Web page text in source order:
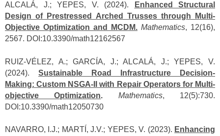
ALCALÁ, J.; YEPES, V. (2024).
Enhanced Structural
Design of Prestressed Arched Trusses through Multi-
Objective Optimization and MCDM. Mathematics, 12(16),
2567. DOI:10.3390/math12162567
RUIZ-VÉLEZ, A.; GARCÍA, J.; ALCALÁ, J.; YEPES, V.
(2024). Sustainable Road Infrastructure Decision-
Making: Custom NSGA-II with Repair Operators for Multi-
objective Optimization. Mathematics, 12(5):730.
DOI:10.3390/math12050730
NAVARRO, I.J.; MARTÍ, J.V.; YEPES, V. (2023). Enhancing